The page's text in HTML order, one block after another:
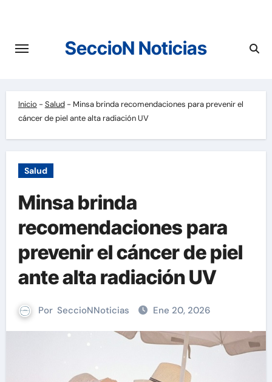
contenido
SeccioN Noticias
Inicio - Salud- Minsa brinda recomendaciones para prevenir el
cáncer de piel ante alta radiación UV
Salud
Minsa brinda
recomendaciones para
prevenir el cáncer de piel
ante alta radiación UV
Por SeccioNNoticias Ene 20, 2026